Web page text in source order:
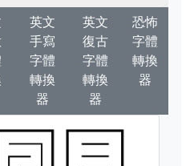
英文
手寫
字體
轉換
器
英文
復古
字體
轉換
器
恐怖
字體
轉換
器